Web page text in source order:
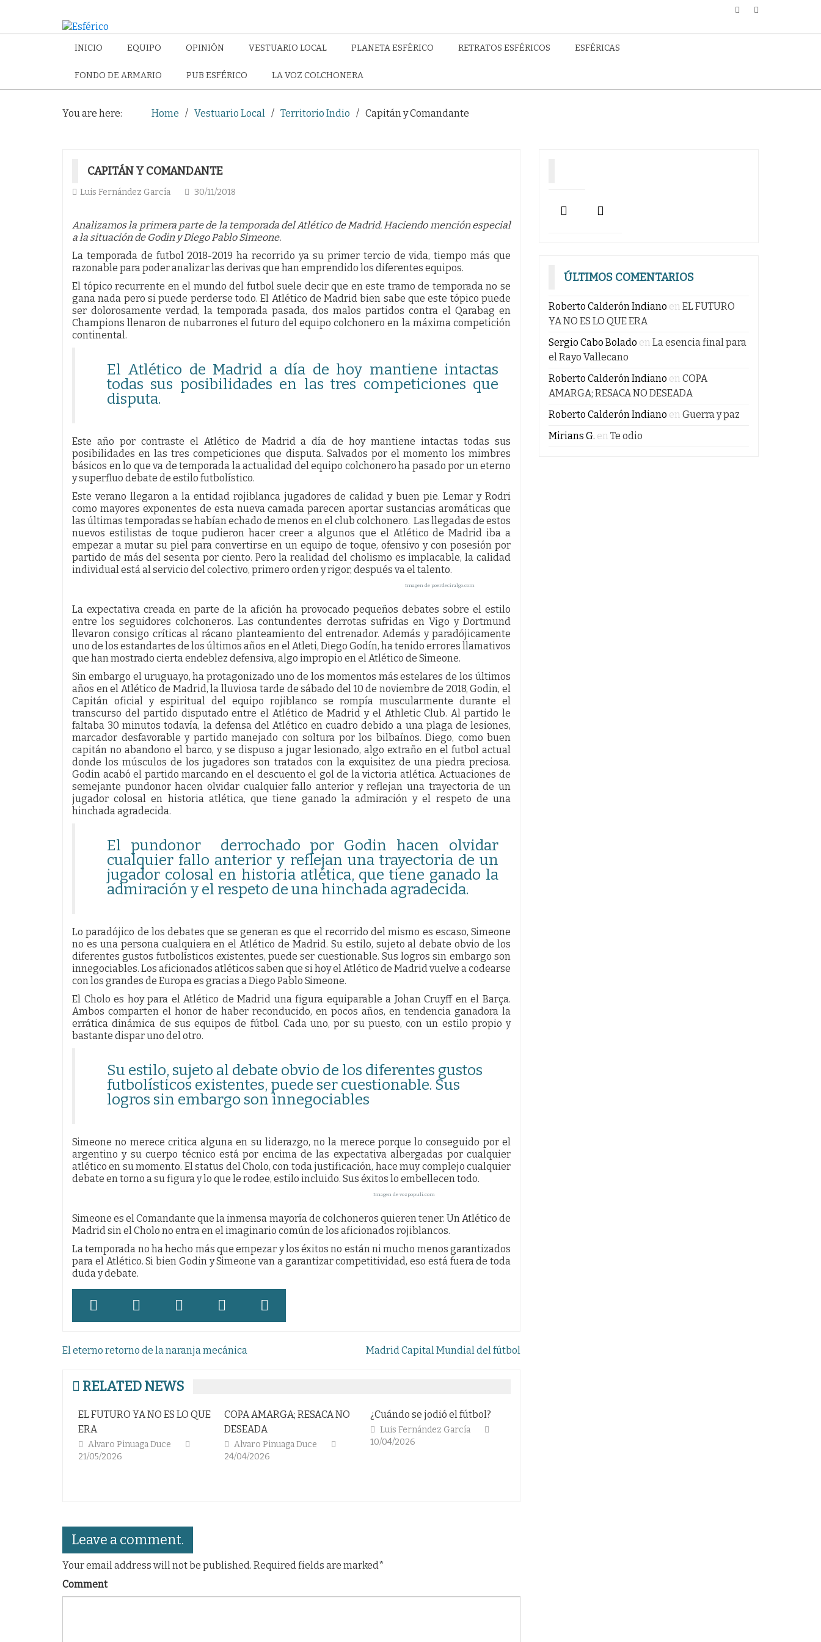
INICIO EQUIPO OPINIÓN VESTUARIO LOCAL PLANETA ESFÉRICO RETRATOS ESFÉRICOS ESFÉRICAS
FONDO DE ARMARIO PUB ESFÉRICO LA VOZ COLCHONERA
You are here: Home Vestuario Local Territorio Indio Capitán y Comandante
CAPITÁN Y COMANDANTE
Luis Fernández García 30/11/2018
Analizamos la primera parte de la temporada del Atlético de Madrid. Haciendo mención especial
a la situación de Godin y Diego Pablo Simeone.
La temporada de futbol 2018-2019 ha recorrido ya su primer tercio de vida, tiempo más que
razonable para poder analizar las derivas que han emprendido los diferentes equipos.
El tópico recurrente en el mundo del futbol suele decir que en este tramo de temporada no se
gana nada pero si puede perderse todo. El Atlético de Madrid bien sabe que este tópico puede
ser dolorosamente verdad, la temporada pasada, dos malos partidos contra el Qarabag en
Champions llenaron de nubarrones el futuro del equipo colchonero en la máxima competición
continental.
El Atlético de Madrid a día de hoy mantiene intactas
todas sus posibilidades en las tres competiciones que
disputa.
Este año por contraste el Atlético de Madrid a día de hoy mantiene intactas todas sus
posibilidades en las tres competiciones que disputa. Salvados por el momento los mimbres
básicos en lo que va de temporada la actualidad del equipo colchonero ha pasado por un eterno
y superfluo debate de estilo futbolístico.
Este verano llegaron a la entidad rojiblanca jugadores de calidad y buen pie. Lemar y Rodri
como mayores exponentes de esta nueva camada parecen aportar sustancias aromáticas que
las últimas temporadas se habían echado de menos en el club colchonero. Las llegadas de estos
nuevos estilistas de toque pudieron hacer creer a algunos que el Atlético de Madrid iba a
empezar a mutar su piel para convertirse en un equipo de toque, ofensivo y con posesión por
partido de más del sesenta por ciento. Pero la realidad del cholismo es implacable, la calidad
individual está al servicio del colectivo, primero orden y rigor, después va el talento.
Imagen de poerdeciralgo.com
La expectativa creada en parte de la afición ha provocado pequeños debates sobre el estilo
entre los seguidores colchoneros. Las contundentes derrotas sufridas en Vigo y Dortmund
llevaron consigo críticas al rácano planteamiento del entrenador. Además y paradójicamente
uno de los estandartes de los últimos años en el Atleti, Diego Godín, ha tenido errores llamativos
que han mostrado cierta endeblez defensiva, algo impropio en el Atlético de Simeone.
Sin embargo el uruguayo, ha protagonizado uno de los momentos más estelares de los últimos
años en el Atlético de Madrid, la lluviosa tarde de sábado del 10 de noviembre de 2018, Godin, el
Capitán oficial y espiritual del equipo rojiblanco se rompía muscularmente durante el
transcurso del partido disputado entre el Atlético de Madrid y el Athletic Club. Al partido le
faltaba 30 minutos todavía, la defensa del Atlético en cuadro debido a una plaga de lesiones,
marcador desfavorable y partido manejado con soltura por los bilbaínos. Diego, como buen
capitán no abandono el barco, y se dispuso a jugar lesionado, algo extraño en el futbol actual
donde los músculos de los jugadores son tratados con la exquisitez de una piedra preciosa.
Godin acabó el partido marcando en el descuento el gol de la victoria atlética. Actuaciones de
semejante pundonor hacen olvidar cualquier fallo anterior y reflejan una trayectoria de un
jugador colosal en historia atlética, que tiene ganado la admiración y el respeto de una
hinchada agradecida.
El pundonor derrochado por Godin hacen olvidar
cualquier fallo anterior y reflejan una trayectoria de un
jugador colosal en historia atlética, que tiene ganado la
admiración y el respeto de una hinchada agradecida.
Lo paradójico de los debates que se generan es que el recorrido del mismo es escaso, Simeone
no es una persona cualquiera en el Atlético de Madrid. Su estilo, sujeto al debate obvio de los
diferentes gustos futbolísticos existentes, puede ser cuestionable. Sus logros sin embargo son
innegociables. Los aficionados atléticos saben que si hoy el Atlético de Madrid vuelve a codearse
con los grandes de Europa es gracias a Diego Pablo Simeone.
El Cholo es hoy para el Atlético de Madrid una figura equiparable a Johan Cruyff en el Barça.
Ambos comparten el honor de haber reconducido, en pocos años, en tendencia ganadora la
errática dinámica de sus equipos de fútbol. Cada uno, por su puesto, con un estilo propio y
bastante dispar uno del otro.
Su estilo, sujeto al debate obvio de los diferentes gustos
futbolísticos existentes, puede ser cuestionable. Sus
logros sin embargo son innegociables
Simeone no merece critica alguna en su liderazgo, no la merece porque lo conseguido por el
argentino y su cuerpo técnico está por encima de las expectativa albergadas por cualquier
atlético en su momento. El status del Cholo, con toda justificación, hace muy complejo cualquier
debate en torno a su figura y lo que le rodee, estilo incluido. Sus éxitos lo embellecen todo.
Imagen de vozpopuli.com
Simeone es el Comandante que la inmensa mayoría de colchoneros quieren tener. Un Atlético de
Madrid sin el Cholo no entra en el imaginario común de los aficionados rojiblancos.
La temporada no ha hecho más que empezar y los éxitos no están ni mucho menos garantizados
para el Atlético. Si bien Godin y Simeone van a garantizar competitividad, eso está fuera de toda
duda y debate.
Navegación
entradas
El eterno retorno de la naranja mecánica Madrid Capital Mundial del fútbol
RELATED NEWS
EL FUTURO YA NO ES LO QUE
ERA
Alvaro Pinuaga Duce
21/05/2026
COPA AMARGA; RESACA NO
DESEADA
Alvaro Pinuaga Duce
24/04/2026
¿Cuándo se jodió el fútbol?
Luis Fernández García
10/04/2026
Leave a comment.
Your email address will not be published. Required fields are marked*
Comment
ÚLTIMOS COMENTARIOS
Roberto Calderón Indiano en EL FUTURO
YA NO ES LO QUE ERA
Sergio Cabo Bolado en La esencia final para
el Rayo Vallecano
Roberto Calderón Indiano en COPA
AMARGA; RESACA NO DESEADA
Roberto Calderón Indiano en Guerra y paz
Mirians G. en Te odio